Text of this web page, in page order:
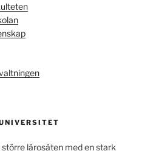
lärosäten med en stark